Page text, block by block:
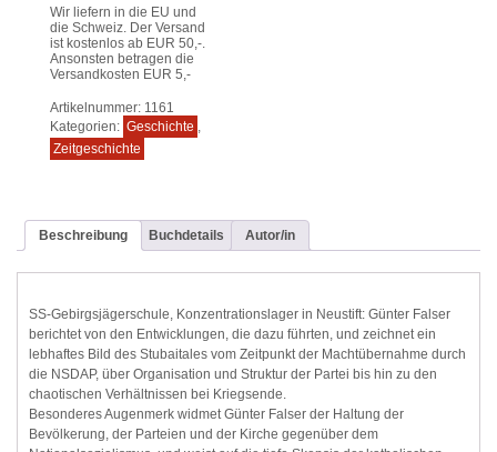
Wir liefern in die EU und
die Schweiz. Der Versand
ist kostenlos ab EUR 50,-.
Ansonsten betragen die
Versandkosten EUR 5,-
Artikelnummer: 1161
Kategorien: Geschichte ,
Zeitgeschichte
Beschreibung Buchdetails Autor/in
SS-Gebirgsjägerschule, Konzentrationslager in Neustift: Günter Falser
berichtet von den Entwicklungen, die dazu führten, und zeichnet ein
lebhaftes Bild des Stubaitales vom Zeitpunkt der Machtübernahme durch
die NSDAP, über Organisation und Struktur der Partei bis hin zu den
chaotischen Verhältnissen bei Kriegsende.
Besonderes Augenmerk widmet Günter Falser der Haltung der
Bevölkerung, der Parteien und der Kirche gegenüber dem